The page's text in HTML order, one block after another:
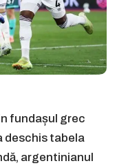
fundașul grec
deschis tabela
argentinianul